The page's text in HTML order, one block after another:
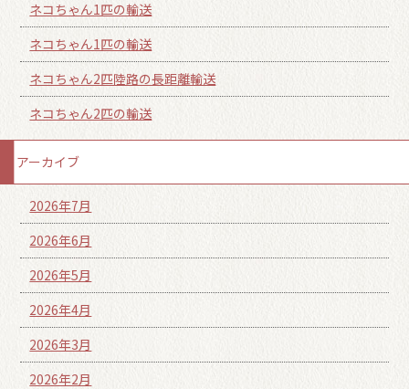
ネコちゃん1匹の輸送
ネコちゃん1匹の輸送
ネコちゃん2匹陸路の長距離輸送
ネコちゃん2匹の輸送
アーカイブ
2026年7月
2026年6月
2026年5月
2026年4月
2026年3月
2026年2月